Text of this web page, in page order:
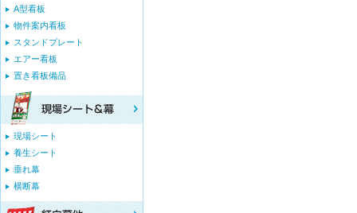
A型看板
物件案内看板
スタンドプレート
エアー看板
置き看板備品
現場シート
養生シート
垂れ幕
横断幕